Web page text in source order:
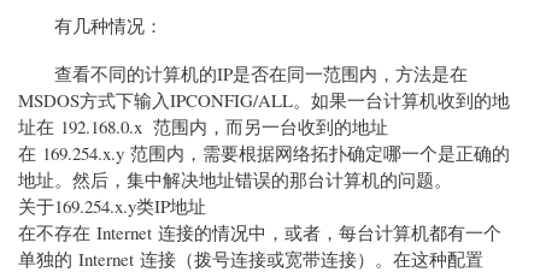
有几种情况：
查看不同的计算机的IP是否在同一范围内，方法是在
MSDOS方式下输入IPCONFIG/ALL。如果一台计算机收到的地
址在 192.168.0.x 范围内，而另一台收到的地址
在 169.254.x.y 范围内，需要根据网络拓扑确定哪一个是正确的
地址。然后，集中解决地址错误的那台计算机的问题。
关于169.254.x.y类IP地址
在不存在 Internet 连接的情况中，或者，每台计算机都有一个
单独的 Internet 连接（拨号连接或宽带连接）。在这种配置